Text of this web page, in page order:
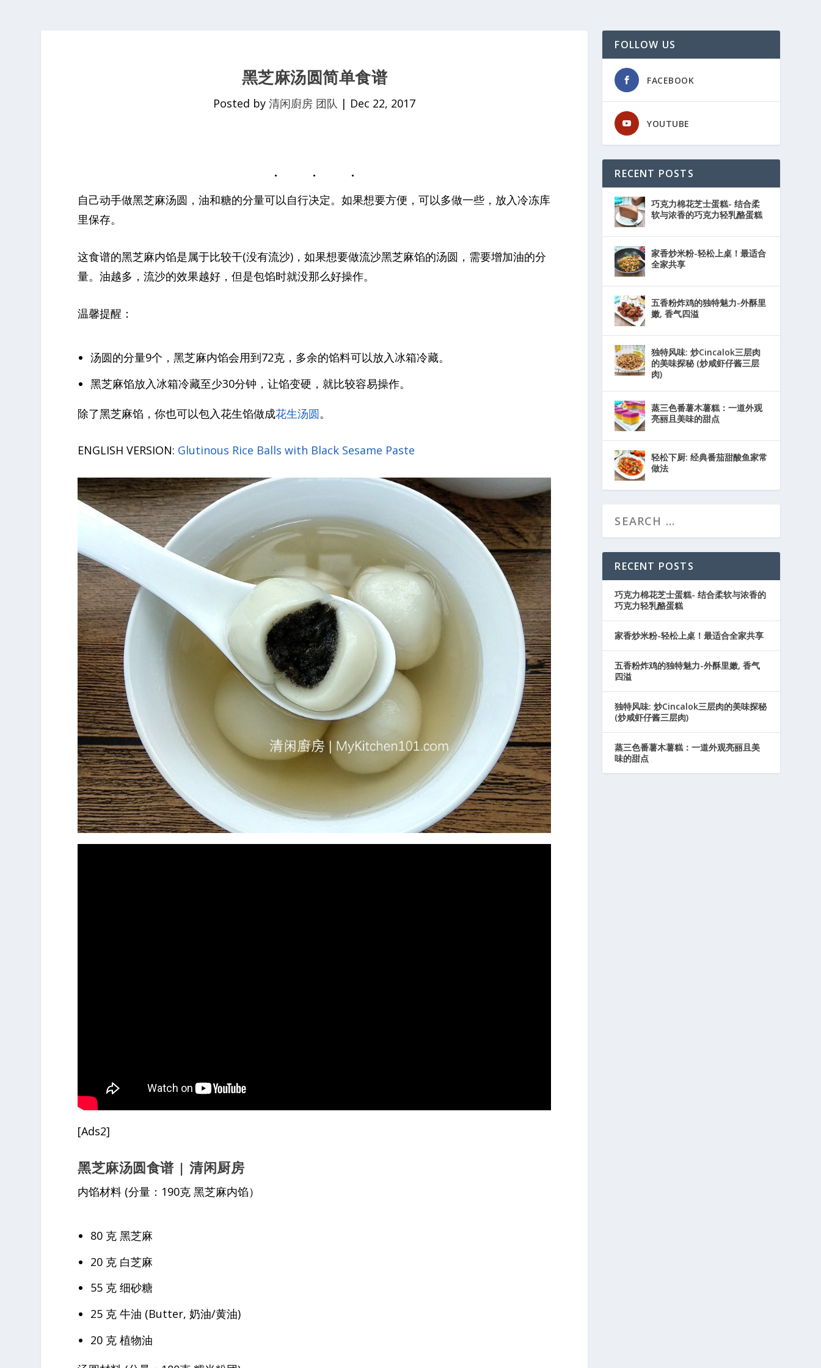
黑芝麻汤圆简单食谱
Posted by清闲廚房 团队 | Dec 22, 2017
自己动手做黑芝麻汤圆，油和糖的分量可以自行决定。如果想要方便，可以多做一些，放入冷冻库
里保存。
这食谱的黑芝麻内馅是属于比较干(没有流沙)，如果想要做流沙黑芝麻馅的汤圆，需要增加油的分
量。油越多，流沙的效果越好，但是包馅时就没那么好操作。
温馨提醒：
汤圆的分量9个，黑芝麻内馅会用到72克，多余的馅料可以放入冰箱冷藏。
黑芝麻馅放入冰箱冷藏至少30分钟，让馅变硬，就比较容易操作。
除了黑芝麻馅，你也可以包入花生馅做成花生汤圆。
ENGLISH VERSION: Glutinous Rice Balls with Black Sesame Paste
[Ads2]
黑芝麻汤圆食谱 | 清闲厨房
内馅材料 (分量：190克 黑芝麻内馅）
80 克 黑芝麻
20 克 白芝麻
55 克 细砂糖
25 克 牛油 (Butter, 奶油/黄油)
20 克 植物油
FOLLOW US
FACEBOOK
YOUTUBE
RECENT POSTS
巧克力棉花芝士蛋糕- 结合柔
软与浓香的巧克力轻乳酪蛋糕
家香炒米粉-轻松上桌！最适合
全家共享
五香粉炸鸡的独特魅力-外酥里
嫩, 香气四溢
独特风味: 炒Cincalok三层肉
的美味探秘 (炒咸虾仔酱三层
肉)
蒸三色番薯木薯糕：一道外观
亮丽且美味的甜点
轻松下厨: 经典番茄甜酸鱼家常
做法
RECENT POSTS
巧克力棉花芝士蛋糕- 结合柔软与浓香的
巧克力轻乳酪蛋糕
家香炒米粉-轻松上桌！最适合全家共享
五香粉炸鸡的独特魅力-外酥里嫩, 香气
四溢
独特风味: 炒Cincalok三层肉的美味探秘
(炒咸虾仔酱三层肉)
蒸三色番薯木薯糕：一道外观亮丽且美
味的甜点